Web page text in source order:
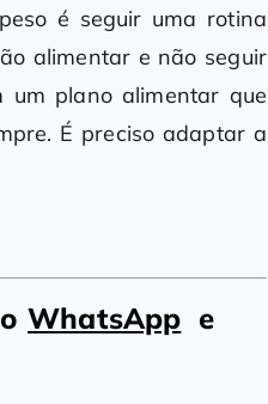
é seguir uma rotina
alimentar e não seguir
um plano alimentar que
É preciso adaptar a
WhatsApp e